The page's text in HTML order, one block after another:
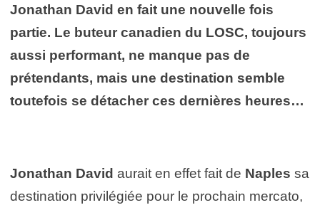
Jonathan David en fait une nouvelle fois
partie. Le buteur canadien du LOSC, toujours
aussi performant, ne manque pas de
prétendants, mais une destination semble
toutefois se détacher ces dernières heures…
Jonathan David aurait en effet fait de Naples sa
destination privilégiée pour le prochain mercato,